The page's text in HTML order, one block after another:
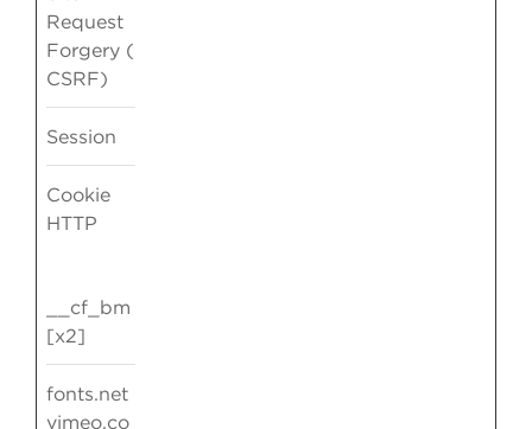
Request
Forgery (
CSRF)
Session
Cookie
HTTP
__cf_bm
[x2]
fonts.net
vimeo.co